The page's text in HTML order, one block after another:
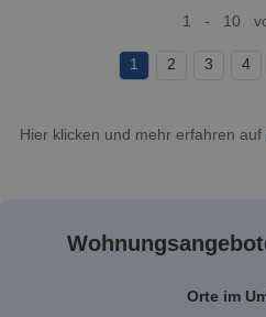
1 - 10
1 2 3 4
Hier klicken und mehr erfahren auf
Orte im